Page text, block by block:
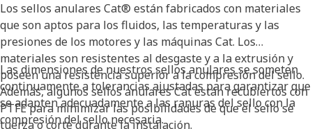
Los sellos anulares Cat® están fabricados con materiales
que son aptos para los fluidos, las temperaturas y las
presiones de los motores y las máquinas Cat. Los
materiales son resistentes al desgaste y a la extrusión y
poseen una resistencia superior a la compresión del sello.
Además, algunos sellos anulares Cat están recubiertos con
PTFE para minimizar las posibilidades de que el sello se
tuerza o corte durante la instalación.
Las dimensiones de nuestros sellos anulares se someten
continuamente a tolerancias ajustadas para garantizar que
se adapten adecuadamente a las ranuras del sello con la
compresión del sello necesaria.